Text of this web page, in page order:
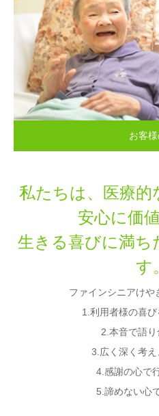
お客
私たちは、医療的
安心に価
生きる喜びに満ち
す
ファインシニアけや
1.利用者様の喜び
2.本音で語り
3.広く深く考え
4.感謝の心で
5.諦めない心